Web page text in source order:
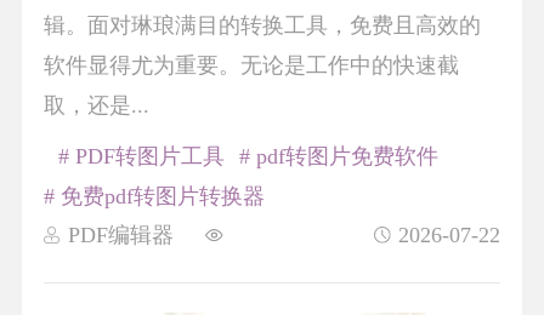
辑。面对琳琅满目的转换工具，免费且高效的
软件显得尤为重要。无论是工作中的快速截
取，还是...
PDF编辑器 2026-07-22
# PDF转图片工具
# pdf转图片免费软件
# 免费pdf转图片转换器